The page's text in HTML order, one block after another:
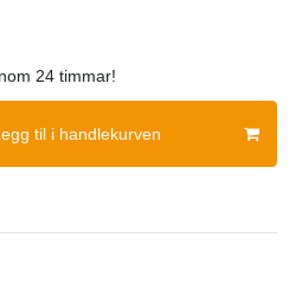
24 timmar!
til i handlekurven